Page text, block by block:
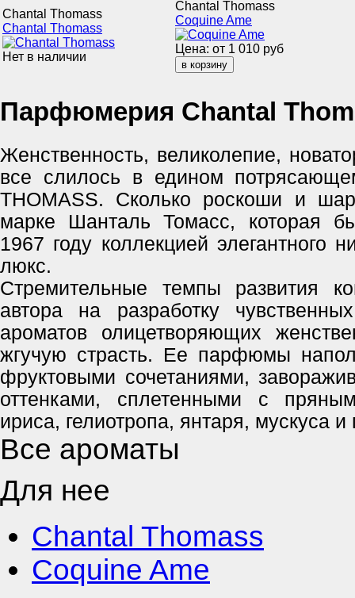
Chantal Thomass
Chantal Thomass
Нет в наличии
Chantal Thomass
Coquine Ame
Цена: от 1 010 руб
Парфюмерия Chantal
Женственность, великолепие,
все слилось в едином
THOMASS. Сколько роскоши и
марке Шанталь Томасс, которая
1967 году коллекцией элегантного
люкс.
Стремительные темпы развития
автора на разработку
ароматов олицетворяющих
жгучую страсть. Ее парфюмы
фруктовыми сочетаниями,
оттенками, сплетенными с
ириса, гелиотропа, янтаря, мускуса и
Все ароматы
Для нее
Chantal Thomass
Coquine Ame